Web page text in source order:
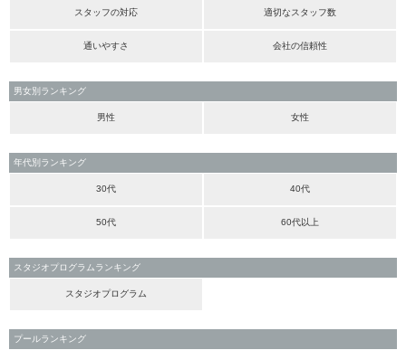
スタッフの対応 適切なスタッフ数
通いやすさ 会社の信頼性
男女別ランキング
男性 女性
年代別ランキング
30代 40代
50代 60代以上
スタジオプログラムランキング
スタジオプログラム
プールランキング